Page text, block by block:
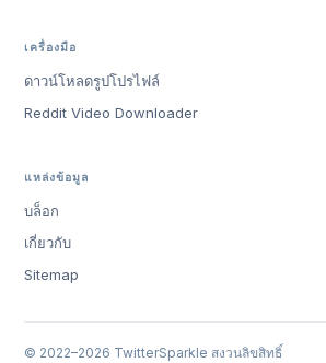
เครื่องมือ
ดาวน์โหลดรูปโปรไฟล์
Reddit Video Downloader
แหล่งข้อมูล
บล็อก
เกี่ยวกับ
Sitemap
© 2022–2026 TwitterSparkle สงวนลิขสิทธิ์